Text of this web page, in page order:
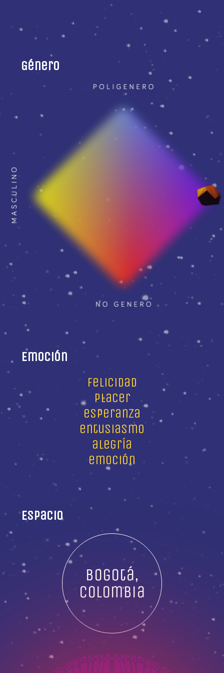
Género
Emoción
felicidad
placer
esperanza
entusiasmo
alegría
emoción
Espacio
Bogotá,
Colombia